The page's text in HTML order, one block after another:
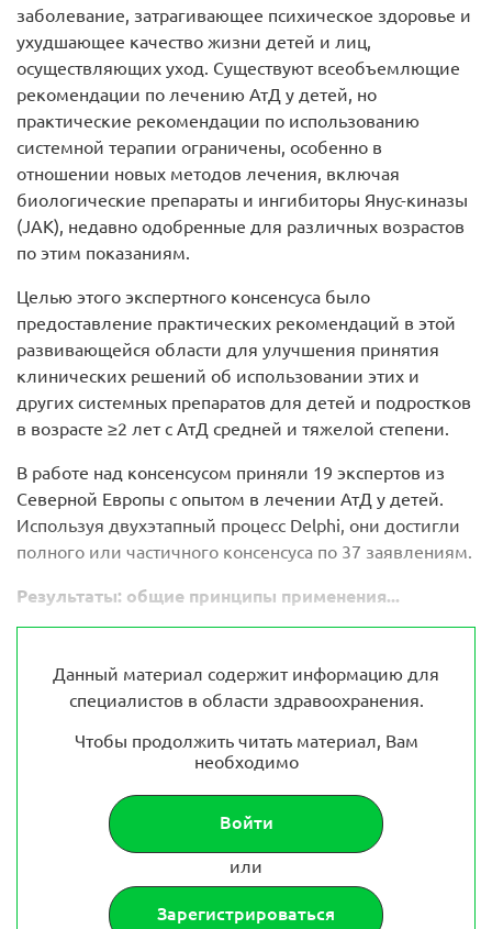
заболевание, затрагивающее психическое здоровье и
ухудшающее качество жизни детей и лиц,
осуществляющих уход. Существуют всеобъемлющие
рекомендации по лечению АтД у детей, но
практические рекомендации по использованию
системной терапии ограничены, особенно в
отношении новых методов лечения, включая
биологические препараты и ингибиторы Янус-киназы
(JAK), недавно одобренные для различных возрастов
по этим показаниям.
Целью этого экспертного консенсуса было
предоставление практических рекомендаций в этой
развивающейся области для улучшения принятия
клинических решений об использовании этих и
других системных препаратов для детей и подростков
в возрасте ≥2 лет с АтД средней и тяжелой степени.
В работе над консенсусом приняли 19 экспертов из
Северной Европы с опытом в лечении АтД у детей.
Используя двухэтапный процесс Delphi, они достигли
полного или частичного консенсуса по 37 заявлениям.
Результаты: общие принципы применения...
Данный материал содержит информацию для
специалистов в области здравоохранения.
Чтобы продолжить читать материал, Вам
необходимо
Войти
или
Зарегистрироваться